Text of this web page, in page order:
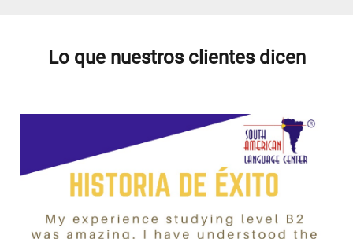
Lo que nuestros clientes dicen